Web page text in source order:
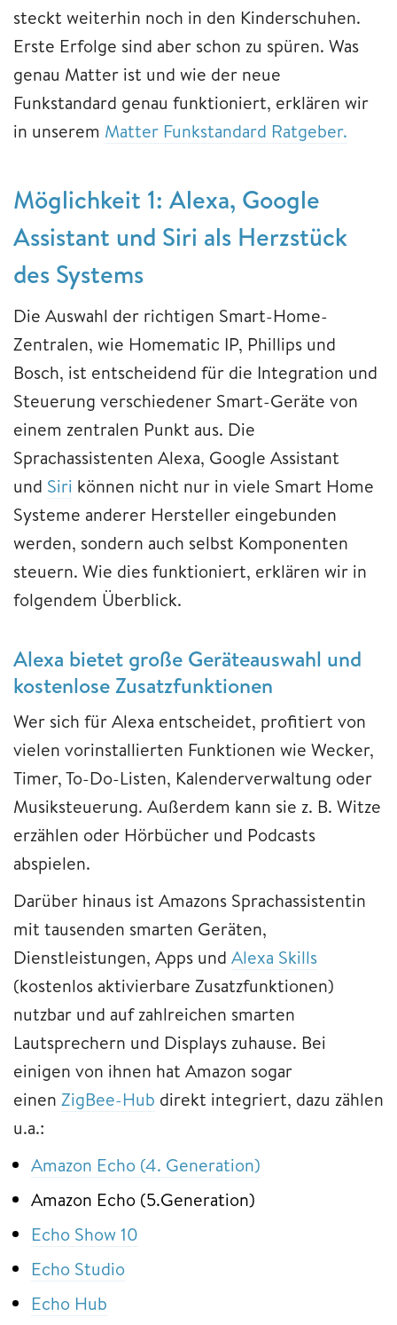
steckt weiterhin noch in den Kinderschuhen.
Erste Erfolge sind aber schon zu spüren. Was
genau Matter ist und wie der neue
Funkstandard genau funktioniert, erklären wir
in unserem Matter Funkstandard Ratgeber.
Möglichkeit 1: Alexa, Google
Assistant und Siri als Herzstück
des Systems
Die Auswahl der richtigen Smart-Home-
Zentralen, wie Homematic IP, Phillips und
Bosch, ist entscheidend für die Integration und
Steuerung verschiedener Smart-Geräte von
einem zentralen Punkt aus. Die
Sprachassistenten Alexa, Google Assistant
und Siri können nicht nur in viele Smart Home
Systeme anderer Hersteller eingebunden
werden, sondern auch selbst Komponenten
steuern. Wie dies funktioniert, erklären wir in
folgendem Überblick.
Alexa bietet große Geräteauswahl und
kostenlose Zusatzfunktionen
Wer sich für Alexa entscheidet, profitiert von
vielen vorinstallierten Funktionen wie Wecker,
Timer, To-Do-Listen, Kalenderverwaltung oder
Musiksteuerung. Außerdem kann sie z. B. Witze
erzählen oder Hörbücher und Podcasts
abspielen.
Darüber hinaus ist Amazons Sprachassistentin
mit tausenden smarten Geräten,
Dienstleistungen, Apps und Alexa Skills
(kostenlos aktivierbare Zusatzfunktionen)
nutzbar und auf zahlreichen smarten
Lautsprechern und Displays zuhause. Bei
einigen von ihnen hat Amazon sogar
einen ZigBee-Hub direkt integriert, dazu zählen
u.a.:
Amazon Echo (4. Generation)
Amazon Echo (5.Generation)
Echo Show 10
Echo Studio
Echo Hub